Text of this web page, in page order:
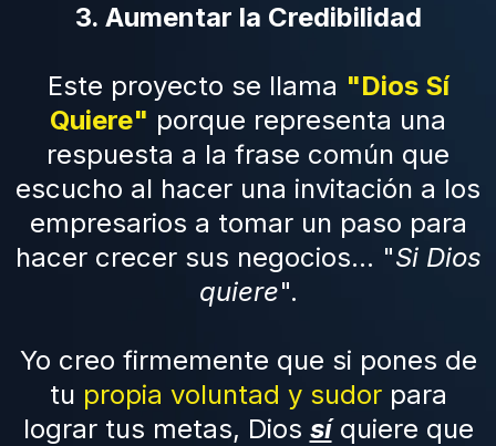
3. Aumentar la Credibilidad
Este proyecto se llama "Dios Sí
Quiere" porque representa una
respuesta a la frase común que
escucho al hacer una invitación a los
empresarios a tomar un paso para
hacer crecer sus negocios... "Si Dios
quiere".
Yo creo firmemente que si pones de
tu propia voluntad y sudorpara
lograr tus metas, Dios síquiere que